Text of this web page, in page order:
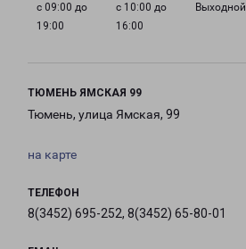
с 09:00 до
19:00
с 10:00 до
16:00
Выходной
ТЮМЕНЬ ЯМСКАЯ 99
Тюмень, улица Ямская, 99
на карте
ТЕЛЕФОН
8(3452) 695-252, 8(3452) 65-80-01